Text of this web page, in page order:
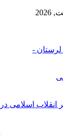
لرستان -
انقلاب اسلامی